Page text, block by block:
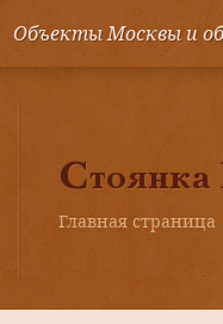
Объекты Москвы и
Стоянка
Главная страница